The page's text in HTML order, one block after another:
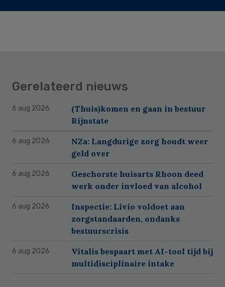
Gerelateerd nieuws
6 aug 2026
(Thuis)komen en gaan in bestuur
Rijnstate
6 aug 2026
NZa: Langdurige zorg houdt weer
geld over
6 aug 2026
Geschorste huisarts Rhoon deed
werk onder invloed van alcohol
6 aug 2026
Inspectie: Livio voldoet aan
zorgstandaarden, ondanks
bestuurscrisis
6 aug 2026
Vitalis bespaart met AI-tool tijd bij
multidisciplinaire intake